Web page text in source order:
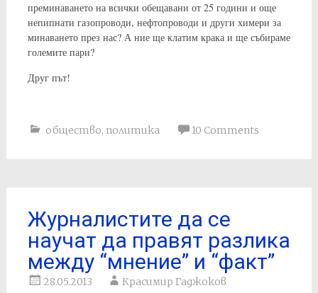
преминаването на всички обещавани от 25 години и още
непипнати газопроводи, нефтопроводи и други химери за
минаването през нас? А ние ще клатим крака и ще събираме
големите пари?
Друг път!
общество, политика 10 Comments
Журналистите да се
научат да правят разлика
между “мнение” и “факт”
28.05.2013 Красимир Гаджоков